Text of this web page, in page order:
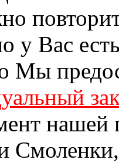
у Вас
Мы